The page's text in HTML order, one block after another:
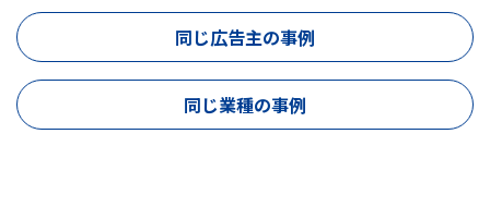
同じ広告主の事例
同じ業種の事例